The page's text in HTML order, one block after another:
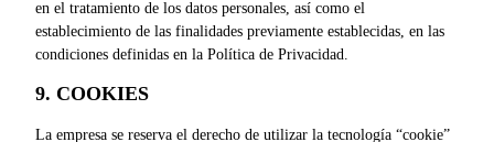
en el tratamiento de los datos personales, así como el
establecimiento de las finalidades previamente establecidas, en las
condiciones definidas en la Política de Privacidad.
9. COOKIES
La empresa se reserva el derecho de utilizar la tecnología “cookie”